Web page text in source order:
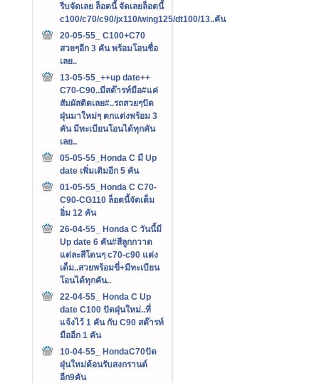
รีบจัดเลย ล็อตนี้ จัดเลยล็อตนี้
c100/c70/c90/jx110/wing125/dt100/13..คัน
20-05-55_ C100+C70
สวยๆอีก 3 คัน พร้อมโอนชื่อ
เลย..
13-05-55_++up date++
C70-C90..มีสต๊ารท์มือ#แค่
สัมผัสติดเลย#..รถสวยๆปัด
ฝุ่นมาใหม่ๆ ตกแต่งพร้อม 3
คัน มีทะเบียนโอนได้ทุกคัน
เลย..
05-05-55_Honda C มี Up
date เพิ่มเติมอีก 5 คัน
01-05-55_Honda C C70-
C90-CG110 ล็อตนี้จัดเต็ม
อิ่ม 12 คัน
26-04-55_ Honda C วันนี้มี
Up date 6 คัน#สีลูกกวาด
แต่ละสีโดนๆ c70-c90 แต่ง
เต็ม..สวยพร้อมขี่+มีทะเบียน
โอนได้ทุกคัน..
22-04-55_ Honda C Up
date C100 ปัดฝุ่นใหม่..ที่
แจ้งไว้ 1 คัน กับ C90 สต๊ารท์
มืออีก 1 คัน
10-04-55_ HondaC70ปัด
ฝุ่นใหม่ต้อนรับสงกรานต์
อีก9คัน